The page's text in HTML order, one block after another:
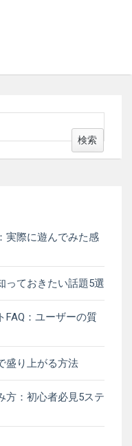
検索
実際に遊んでみた感
っておきたい話題5選
FAQ：ユーザーの質
盛り上がる方法
方：初心者必見5ステ